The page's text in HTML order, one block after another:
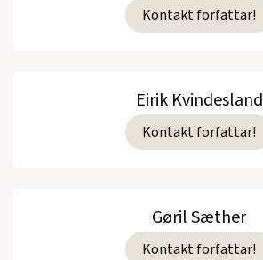
Kontakt forfattar!
Eirik Kvindesland
Kontakt forfattar!
Gøril Sæther
Kontakt forfattar!